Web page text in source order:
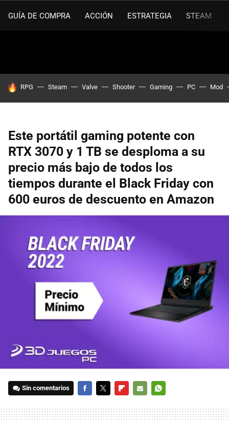
GUÍA DE COMPRA ACCIÓN ESTRATEGIA STEAM
HOY SE HABLA DE
RPG Steam Valve Shooter Gaming PC Mod
Este portátil gaming potente con
RTX 3070 y 1 TB se desploma a su
precio más bajo de todos los
tiempos durante el Black Friday con
600 euros de descuento en Amazon
Sin comentarios
MAIL